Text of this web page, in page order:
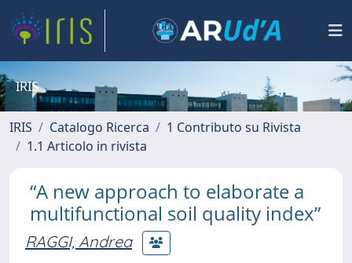
IRIS
IRIS Catalogo Ricerca
1 Contributo su Rivista
1.1 Articolo in rivista
“A new approach to elaborate a
multifunctional soil quality index”
RAGGI, Andrea